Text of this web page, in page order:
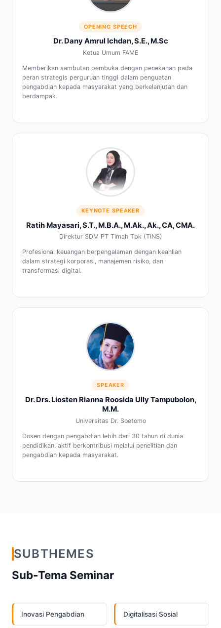
OPENING SPEECH
Dr. Dany Amrul Ichdan, S.E., M.Sc
Ketua Umum FAME
Memberikan sambutan pembuka dengan penekanan pada
peran strategis perguruan tinggi dalam penguatan
pengabdian kepada masyarakat yang berkelanjutan dan
berdampak.
KEYNOTE SPEAKER
Ratih Mayasari, S.T., M.B.A., M.Ak., Ak., CA, CMA.
Direktur SDM PT Timah Tbk (TINS)
Profesional keuangan berpengalaman dengan keahlian
dalam strategi korporasi, manajemen risiko, dan
transformasi digital.
SPEAKER
Dr. Drs. Liosten Rianna Roosida Ully Tampubolon,
M.M.
Universitas Dr. Soetomo
Dosen dengan pengabdian lebih dari 30 tahun di dunia
pendidikan, aktif berkontribusi melalui penelitian dan
pengabdian kepada masyarakat.
SUBTHEMES
Sub-Tema Seminar
Inovasi Pengabdian Digitalisasi Sosial